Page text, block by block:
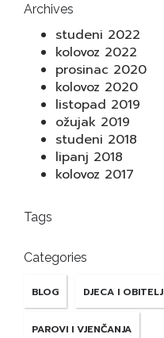
Archives
studeni 2022
kolovoz 2022
prosinac 2020
kolovoz 2020
listopad 2019
ožujak 2019
studeni 2018
lipanj 2018
kolovoz 2017
Tags
Categories
BLOG DJECA I OBITELJ
PAROVI I VJENČANJA